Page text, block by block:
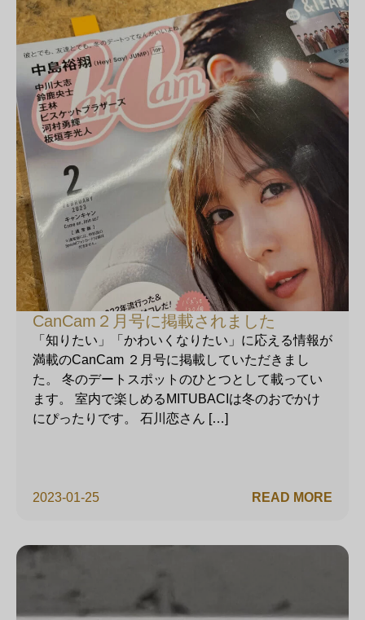
CanCam２月号に掲載されました
2023-01-25
「知りたい」「かわいくなりたい」に応える情報が
満載のCanCam ２月号に掲載していただきまし
た。 冬のデートスポットのひとつとして載ってい
ます。 室内で楽しめるMITUBACIは冬のおでかけ
にぴったりです。 石川恋さん […]
READ MORE